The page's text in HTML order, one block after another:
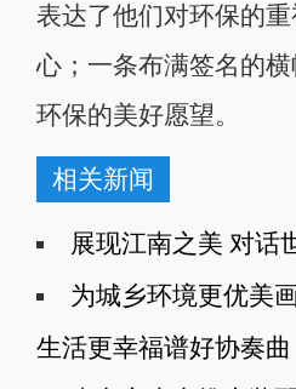
表达了他们对环保的
心；一条布满签名的
环保的美好愿望。
相关新闻
展现江南之美 对话
为城乡环境更优美
生活更幸福谱好协奏曲